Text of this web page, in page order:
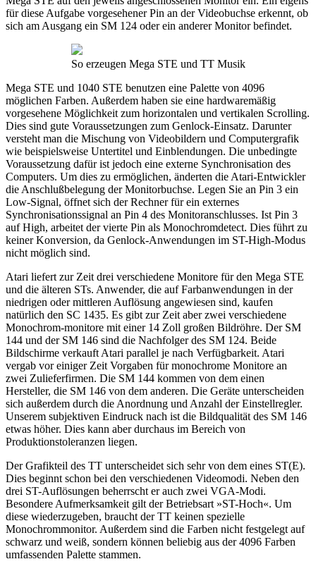
für diese Aufgabe vorgesehener Pin an der Videobuchse erkennt, ob
sich am Ausgang ein SM 124 oder ein anderer Monitor befindet.
So erzeugen Mega STE und TT Musik
Mega STE und 1040 STE benutzen eine Palette von 4096
möglichen Farben. Außerdem haben sie eine hardwaremäßig
vorgesehene Möglichkeit zum horizontalen und vertikalen Scrolling.
Dies sind gute Voraussetzungen zum Genlock-Einsatz. Darunter
versteht man die Mischung von Videobildern und Computergrafik
wie beispielsweise Untertitel und Einblendungen. Die unbedingte
Voraussetzung dafür ist jedoch eine externe Synchronisation des
Computers. Um dies zu ermöglichen, änderten die Atari-Entwickler
die Anschlußbelegung der Monitorbuchse. Legen Sie an Pin 3 ein
Low-Signal, öffnet sich der Rechner für ein externes
Synchronisationssignal an Pin 4 des Monitoranschlusses. Ist Pin 3
auf High, arbeitet der vierte Pin als Monochromdetect. Dies führt zu
keiner Konversion, da Genlock-Anwendungen im ST-High-Modus
nicht möglich sind.
Atari liefert zur Zeit drei verschiedene Monitore für den Mega STE
und die älteren STs. Anwender, die auf Farbanwendungen in der
niedrigen oder mittleren Auflösung angewiesen sind, kaufen
natürlich den SC 1435. Es gibt zur Zeit aber zwei verschiedene
Monochrom-monitore mit einer 14 Zoll großen Bildröhre. Der SM
144 und der SM 146 sind die Nachfolger des SM 124. Beide
Bildschirme verkauft Atari parallel je nach Verfügbarkeit. Atari
vergab vor einiger Zeit Vorgaben für monochrome Monitore an
zwei Zulieferfirmen. Die SM 144 kommen von dem einen
Hersteller, die SM 146 von dem anderen. Die Geräte unterscheiden
sich außerdem durch die Anordnung und Anzahl der Einstellregler.
Unserem subjektiven Eindruck nach ist die Bildqualität des SM 146
etwas höher. Dies kann aber durchaus im Bereich von
Produktionstoleranzen liegen.
Der Grafikteil des TT unterscheidet sich sehr von dem eines ST(E).
Dies beginnt schon bei den verschiedenen Videomodi. Neben den
drei ST-Auflösungen beherrscht er auch zwei VGA-Modi.
Besondere Aufmerksamkeit gilt der Betriebsart »ST-Hoch«. Um
diese wiederzugeben, braucht der TT keinen spezielle
Monochrommonitor. Außerdem sind die Farben nicht festgelegt auf
schwarz und weiß, sondern können beliebig aus der 4096 Farben
umfassenden Palette stammen.